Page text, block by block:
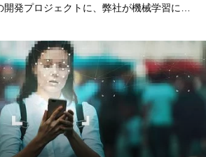
発プロジェクトに、弊社が機械学習に関